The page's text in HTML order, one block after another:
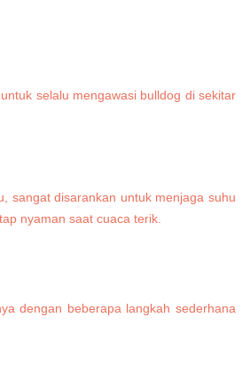
selalu mengawasi bulldog di sekitar
sangat disarankan untuk menjaga suhu
nyaman saat cuaca terik.
dengan beberapa langkah sederhana